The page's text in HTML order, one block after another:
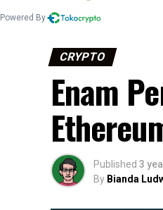
Powered By
CRYPTO
Enam
Published 3
By Bianda